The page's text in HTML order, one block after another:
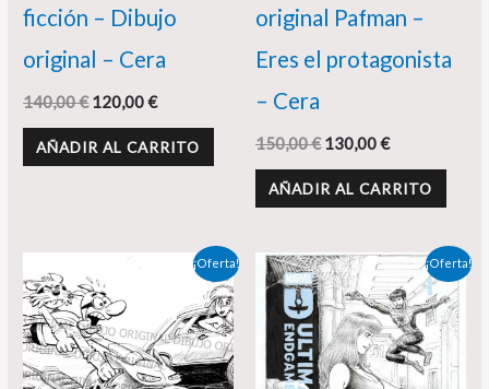
ficción – Dibujo
original – Cera
140,00€ 120,00€
AÑADIR AL CARRITO
original Pafman –
Eres el protagonista
– Cera
150,00€ 130,00€
AÑADIR AL CARRITO
¡Oferta!
precio
original
era:
130,00 €.
precio
actual
es:
120,00 €.
¡Oferta!
El
precio
original
era:
90,00 €.
El
precio
actual
es:
80,00 €.